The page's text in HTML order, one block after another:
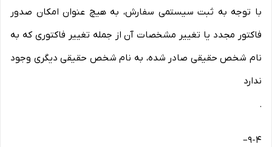
با توجه به ثبت سیستمی سفارش، به هیچ عنوان امکان صدور
فاکتور مجدد یا تغییر مشخصات آن از جمله تغییر فاکتوری که به
نام شخص حقیقی صادر شده، به نام شخص حقیقی دیگری وجود
ندارد
.
9-۴–